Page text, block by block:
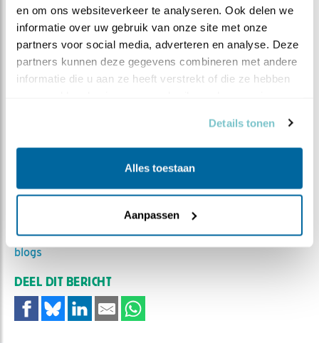
en om ons websiteverkeer te analyseren. Ook delen we
informatie over uw gebruik van onze site met onze
partners voor social media, adverteren en analyse. Deze
partners kunnen deze gegevens combineren met andere
informatie die u aan ze heeft verstrekt of die ze hebben
Details tonen
Alles toestaan
Aanpassen
Vind ik leuk
MEER OVER
blogs
DEEL DIT BERICHT